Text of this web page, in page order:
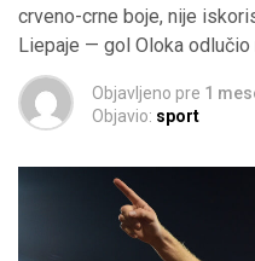
crveno-crne boje, nije
Liepaje — gol Oloka odlučio
Objavljeno pre 1
Objavio: sport